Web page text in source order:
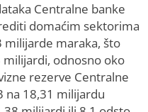
Centralne banke
domaćim sektorima
milijarde maraka, što
milijardi, odnosno oko
rezerve Centralne
na 18,31 milijardu